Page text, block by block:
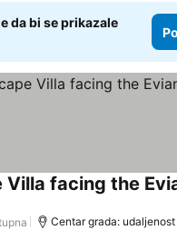
da bi se prikazale
Villa facing the
Centar grada: